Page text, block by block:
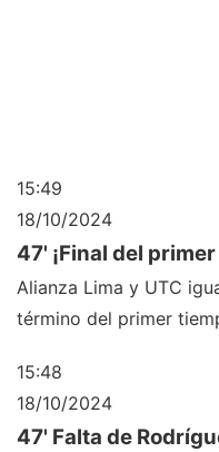
15:49
18/10/2024
47' ¡Final del
Alianza Lima y UTC
término del primer
15:48
18/10/2024
47' Falta de